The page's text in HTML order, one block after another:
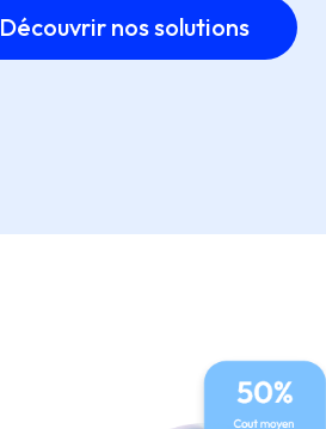
Découvrir nos solutions